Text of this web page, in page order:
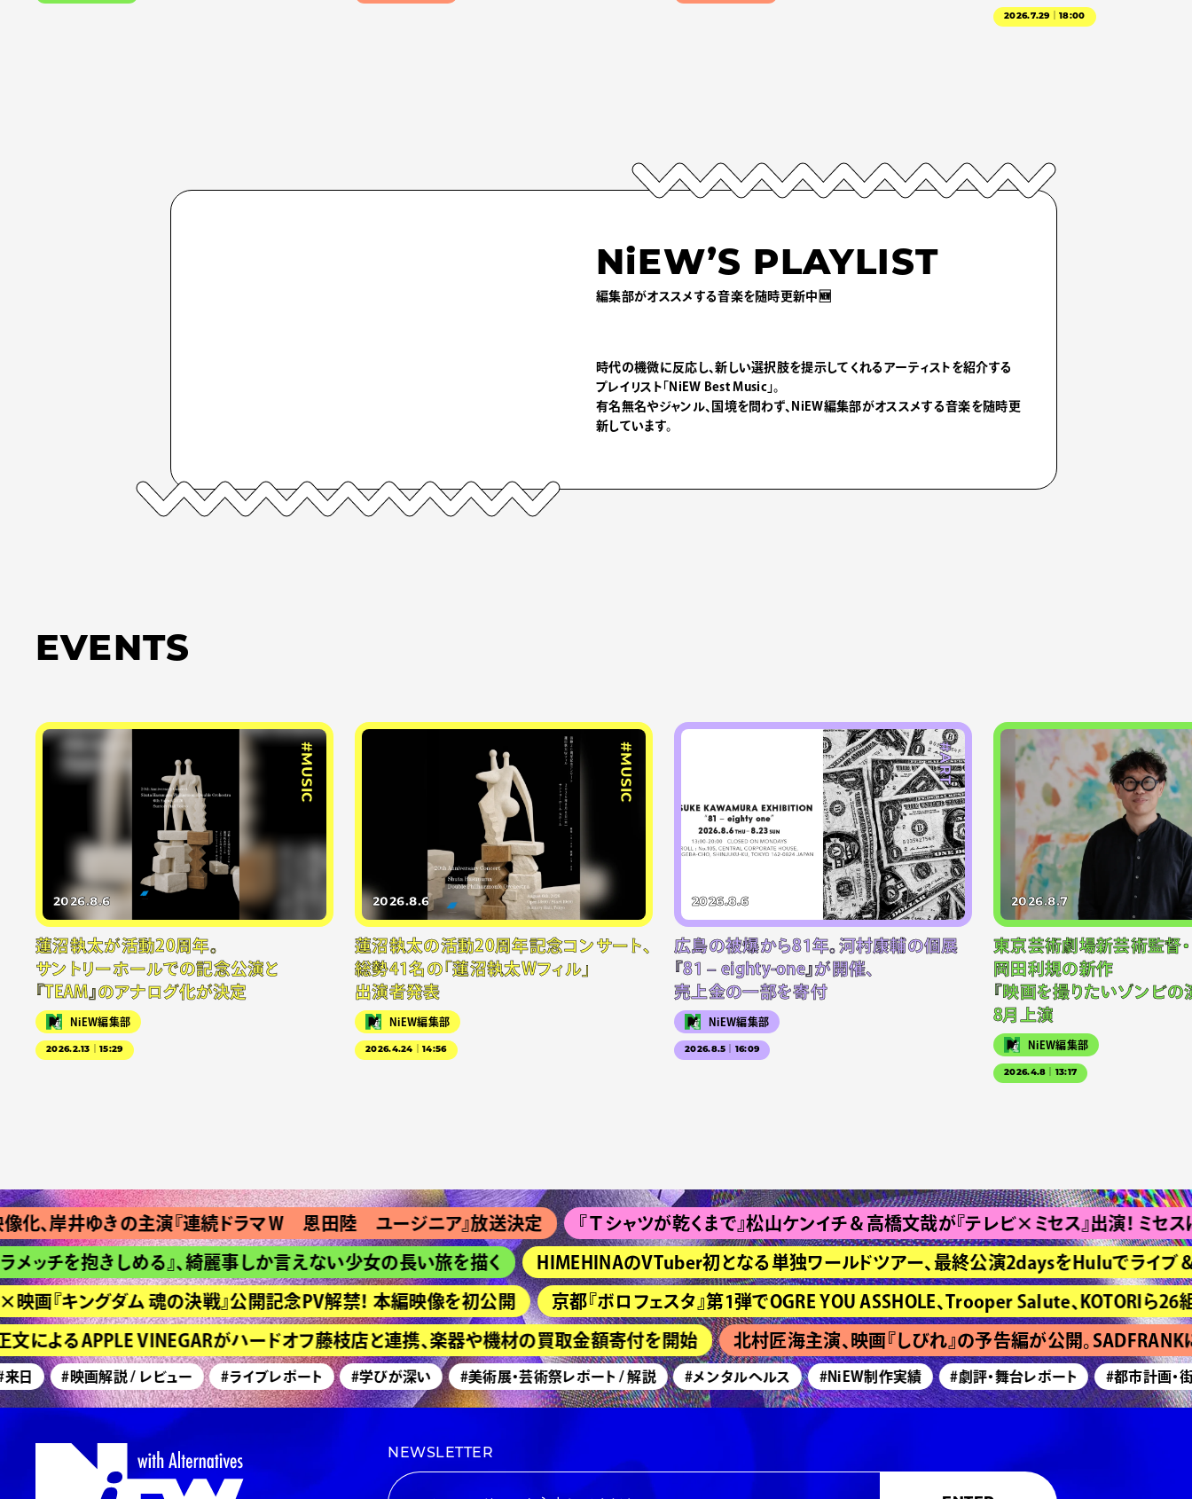
2026.7.29｜18:00
NiEW’S PLAYLIST
編集部がオススメする音楽を随時更新中🆕
時代の機微に反応し、新しい選択肢を提示してくれるアーティストを紹介する
プレイリスト「NiEW Best Music」。
有名無名やジャンル、国境を問わず、NiEW編集部がオススメする音楽を随時更
新しています。
EVENTS
#MUSIC
2026.8.6
蓮沼執太が活動20周年。
サントリーホールでの記念公演と
『TEAM』のアナログ化が決定
NiEW編集部
2026.2.13｜15:29
#MUSIC
2026.8.6
蓮沼執太の活動20周年記念コンサート、
総勢41名の「蓮沼執太Wフィル」
出演者発表
NiEW編集部
2026.4.24｜14:56
#ART
2026.8.6
広島の被爆から81年。河村康輔の個展
『81 – eighty-one』が開催、
売上金の一部を寄付
NiEW編集部
2026.8.5｜16:09
2026.8.7
東京芸術劇場新芸術監督・
岡田利規の新作
『映画を撮りたいゾンビの
8月上演
NiEW編集部
2026.4.8｜13:17
岸井ゆきの主演『連続ドラマＷ 恩田陸 ユージニア』放送決定 『Ｔシャツが乾くまで』松山ケンイチ＆高橋文哉が『テレビ×ミセス』出演！ ミセスは
チを抱きしめる』、綺麗事しか言えない少女の長い旅を描く HIMEHINAのVTuber初となる単独ワールドツアー、最終公演2daysをHuluでライブ＆見
『キングダム 魂の決戦』公開記念PV解禁！ 本編映像を初公開 京都『ボロフェスタ』第1弾でOGRE YOU ASSHOLE、Trooper Salute、KOTORIら26組
よるAPPLE VINEGARがハードオフ藤枝店と連携、楽器や機材の買取金額寄付を開始 北村匠海主演、映画『しびれ』の予告編が公開。SADFRANK
#映画解説 / レビュー #ライブレポート #学びが深い #美術展・芸術祭レポート / 解説 #メンタルヘルス #NiEW制作実績 #劇評・舞台レポート #都市計画・街づ
NEWSLETTER